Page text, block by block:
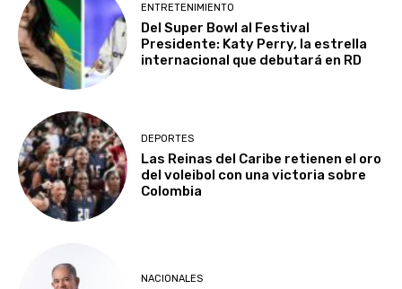
ENTRETENIMIENTO
Del Super Bowl al Festival
Presidente: Katy Perry, la estrella
internacional que debutará en RD
DEPORTES
Las Reinas del Caribe retienen el oro
del voleibol con una victoria sobre
Colombia
NACIONALES